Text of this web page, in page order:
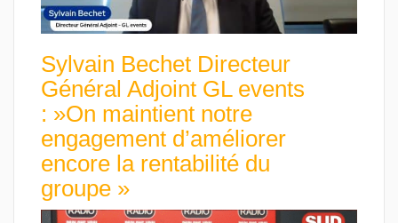
Sylvain Bechet Directeur
Général Adjoint GL events
: »On maintient notre
engagement d’améliorer
encore la rentabilité du
groupe »